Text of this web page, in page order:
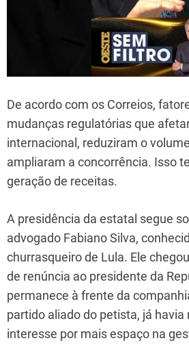
De acordo com os Correios,
mudanças regulatórias que
internacional, reduziram o
ampliaram a concorrência. Isso
geração de receitas.
A presidência da estatal segue
advogado Fabiano Silva,
churrasqueiro de Lula. Ele
de renúncia ao presidente da
permanece à frente da
partido aliado do petista, já
interesse por mais espaço na